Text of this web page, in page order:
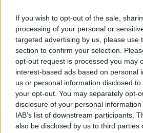
If you wish to opt-out of the sale,
processing of your personal or
targeted advertising by us, please use
section to confirm your selection.
opt-out request is processed you may
interest-based ads based on personal
us or personal information disclosed
your opt-out. You may separately opt-
disclosure of your personal
IAB’s list of downstream participants.
also be disclosed by us to third parties
te quiere
LEER